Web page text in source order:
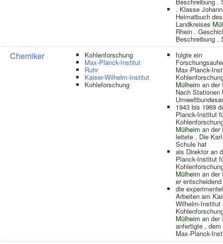
. Klasse
Heimatbuch des
Landkreises
Rhein .
Beschreibung .
Chemiker Kohlenforschung
Max-Planck-Institut
Ruhr
Kaiser-Wilhelm-Institut
Kohleforschung
folgte ein
Max-Planck-
Mülheim an der
Nach Stationen
1943 bis 1969
Planck-Institut
Mülheim an der
leitete . Die
Schule hat
als Direktor an
Planck-Institut
Mülheim an der
er
die
Arbeiten am
Wilhelm-Institut
Mülheim an der
anfertigte , dem
Max-Planck-